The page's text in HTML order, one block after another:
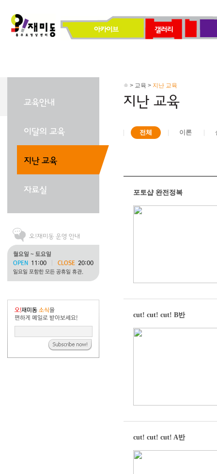
> 교육 > 지난 교육
전체 이론
포토샵 완전정복
cut! cut! cut! B반
cut! cut! cut! A반